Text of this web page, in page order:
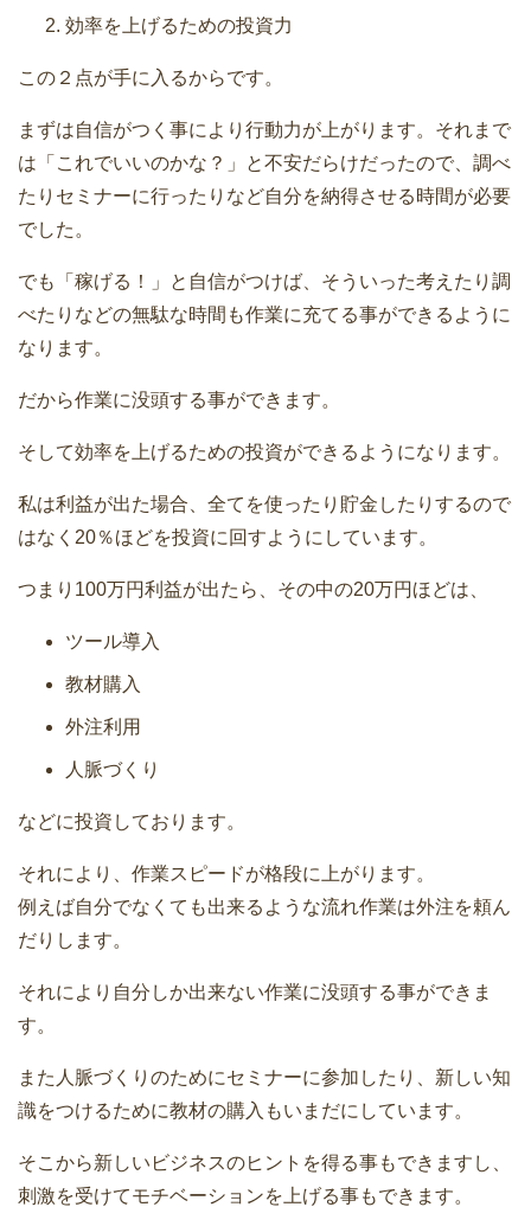
効率を上げるための投資力
この２点が手に入るからです。
まずは自信がつく事により行動力が上がります。それまで
は「これでいいのかな？」と不安だらけだったので、調べ
たりセミナーに行ったりなど自分を納得させる時間が必要
でした。
でも「稼げる！」と自信がつけば、そういった考えたり調
べたりなどの無駄な時間も作業に充てる事ができるように
なります。
だから作業に没頭する事ができます。
そして効率を上げるための投資ができるようになります。
私は利益が出た場合、全てを使ったり貯金したりするので
はなく20％ほどを投資に回すようにしています。
つまり100万円利益が出たら、その中の20万円ほどは、
ツール導入
教材購入
外注利用
人脈づくり
などに投資しております。
それにより、作業スピードが格段に上がります。
例えば自分でなくても出来るような流れ作業は外注を頼ん
だりします。
それにより自分しか出来ない作業に没頭する事ができま
す。
また人脈づくりのためにセミナーに参加したり、新しい知
識をつけるために教材の購入もいまだにしています。
そこから新しいビジネスのヒントを得る事もできますし、
刺激を受けてモチベーションを上げる事もできます。